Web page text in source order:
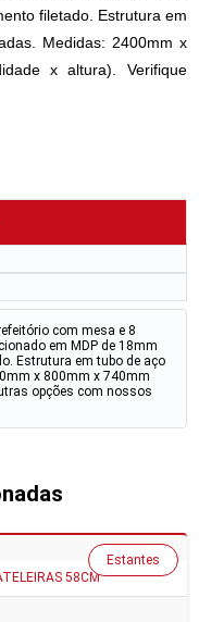
filetado. Estrutura em
Medidas: 2400mm x
x altura). Verifique
com mesa e 8
em MDP de 18mm
Estrutura em tubo de aço
x 800mm x 740mm
opções com nossos
Estantes